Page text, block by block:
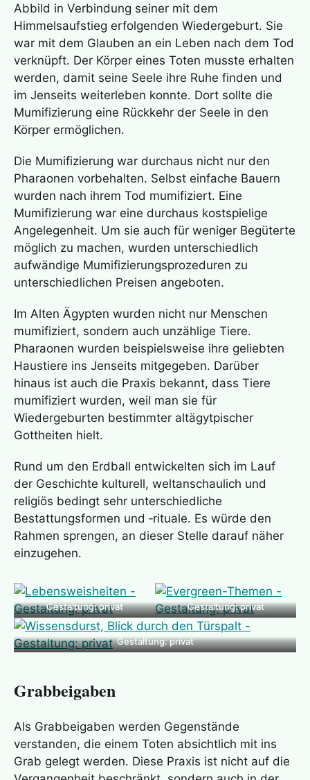
Abbild in Verbindung seiner mit dem
Himmelsaufstieg erfolgenden Wiedergeburt. Sie
war mit dem Glauben an ein Leben nach dem Tod
verknüpft. Der Körper eines Toten musste erhalten
werden, damit seine Seele ihre Ruhe finden und
im Jenseits weiterleben konnte. Dort sollte die
Mumifizierung eine Rückkehr der Seele in den
Körper ermöglichen.
Die Mumifizierung war durchaus nicht nur den
Pharaonen vorbehalten. Selbst einfache Bauern
wurden nach ihrem Tod mumifiziert. Eine
Mumifizierung war eine durchaus kostspielige
Angelegenheit. Um sie auch für weniger Begüterte
möglich zu machen, wurden unterschiedlich
aufwändige Mumifizierungsprozeduren zu
unterschiedlichen Preisen angeboten.
Im Alten Ägypten wurden nicht nur Menschen
mumifiziert, sondern auch unzählige Tiere.
Pharaonen wurden beispielsweise ihre geliebten
Haustiere ins Jenseits mitgegeben. Darüber
hinaus ist auch die Praxis bekannt, dass Tiere
mumifiziert wurden, weil man sie für
Wiedergeburten bestimmter altägytpischer
Gottheiten hielt.
Rund um den Erdball entwickelten sich im Lauf
der Geschichte kulturell, weltanschaulich und
religiös bedingt sehr unterschiedliche
Bestattungsformen und ‑rituale. Es würde den
Rahmen sprengen, an dieser Stelle darauf näher
einzugehen.
Gestaltung: privat Gestaltung: privat
Gestaltung: privat
Grabbeigaben
Als Grabbeigaben werden Gegenstände
verstanden, die einem Toten absichtlich mit ins
Grab gelegt werden. Diese Praxis ist nicht auf die